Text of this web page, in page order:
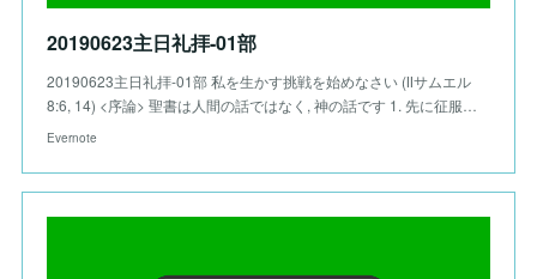
20190623主日礼拝-01部
20190623主日礼拝-01部 私を生かす挑戦を始めなさい (Ⅱサムエル
8:6, 14) <序論> 聖書は人間の話ではなく, 神の話です 1. 先に征服…
Evernote